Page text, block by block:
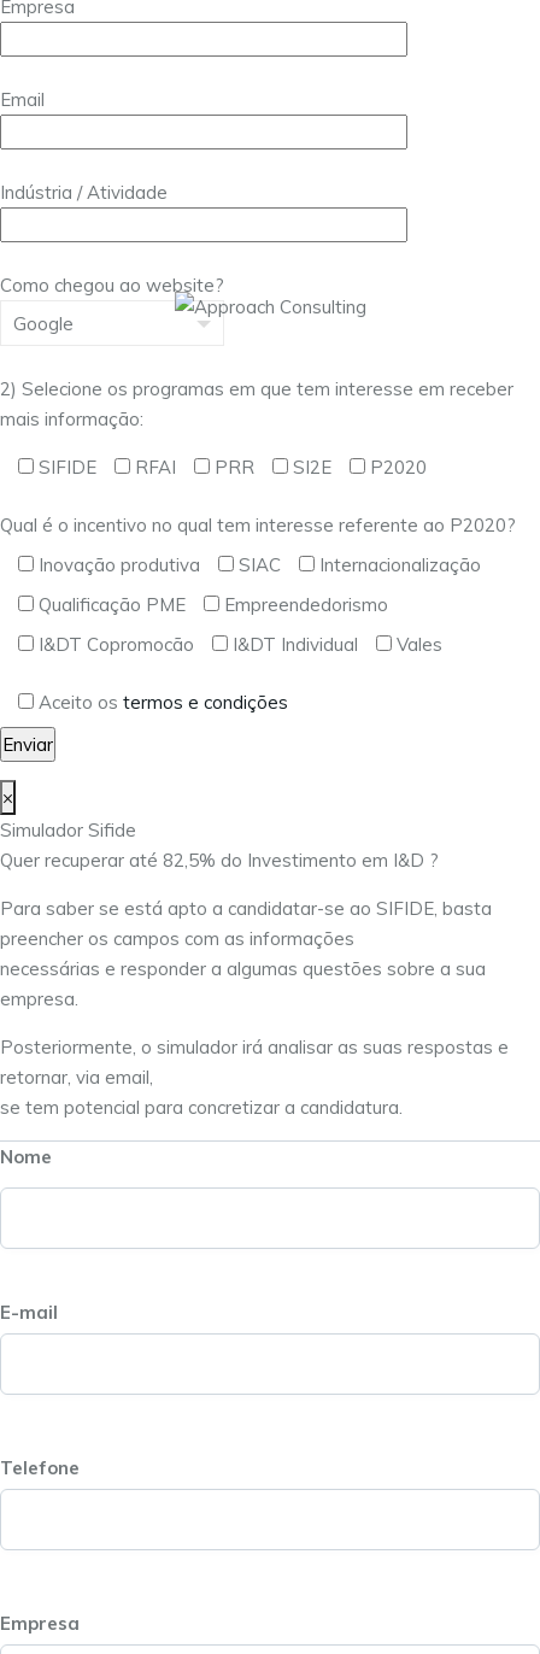
Empresa
Email
Indústria / Atividade
Como chegou ao website?
2) Selecione os programas em que tem interesse em receber
mais informação:
SIFIDE RFAI PRR SI2E P2020
Qual é o incentivo no qual tem interesse referente ao P2020?
Inovação produtiva
SIAC
Internacionalização
Qualificação PME
Empreendedorismo
I&DT Copromocão
I&DT Individual Vales
Aceito os termos e condições
×
Simulador Sifide
Quer recuperar até 82,5% do Investimento em I&D ?
Para saber se está apto a candidatar-se ao SIFIDE, basta
preencher os campos com as informações
necessárias e responder a algumas questões sobre a sua
empresa.
Posteriormente, o simulador irá analisar as suas respostas e
retornar, via email,
se tem potencial para concretizar a candidatura.
Nome
E-mail
Telefone
Empresa